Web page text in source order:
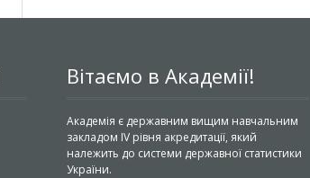
Вітаємо в Академії!
Академія є державним вищим навчальним
закладом IV рівня акредитації, який
належить до системи державної статистики
України.